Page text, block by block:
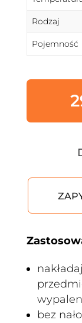
Rodzaj
Pojemność
bez